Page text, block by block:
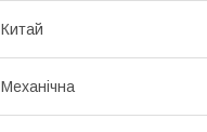
Китай
Механічна